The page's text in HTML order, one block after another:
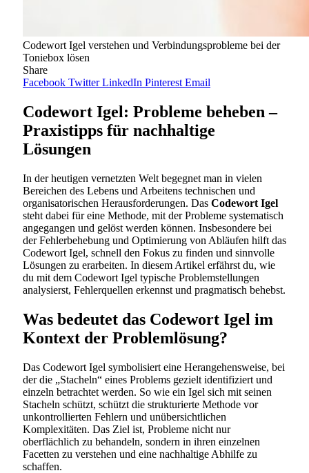
Codewort Igel verstehen und Verbindungsprobleme bei der
Toniebox lösen
Share
Facebook Twitter LinkedIn Pinterest Email
Codewort Igel: Probleme beheben –
Praxistipps für nachhaltige
Lösungen
In der heutigen vernetzten Welt begegnet man in vielen
Bereichen des Lebens und Arbeitens technischen und
organisatorischen Herausforderungen. Das Codewort Igel
steht dabei für eine Methode, mit der Probleme systematisch
angegangen und gelöst werden können. Insbesondere bei
der Fehlerbehebung und Optimierung von Abläufen hilft das
Codewort Igel, schnell den Fokus zu finden und sinnvolle
Lösungen zu erarbeiten. In diesem Artikel erfährst du, wie
du mit dem Codewort Igel typische Problemstellungen
analysierst, Fehlerquellen erkennst und pragmatisch behebst.
Was bedeutet das Codewort Igel im
Kontext der Problemlösung?
Das Codewort Igel symbolisiert eine Herangehensweise, bei
der die „Stacheln“ eines Problems gezielt identifiziert und
einzeln betrachtet werden. So wie ein Igel sich mit seinen
Stacheln schützt, schützt die strukturierte Methode vor
unkontrollierten Fehlern und unübersichtlichen
Komplexitäten. Das Ziel ist, Probleme nicht nur
oberflächlich zu behandeln, sondern in ihren einzelnen
Facetten zu verstehen und eine nachhaltige Abhilfe zu
schaffen.